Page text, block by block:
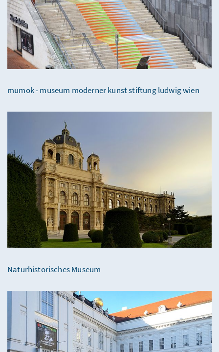
mumok - museum moderner kunst stiftung ludwig wien
Naturhistorisches Museum